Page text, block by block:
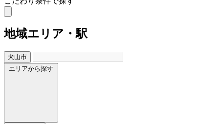
地域エリア・駅
犬山市
エリアから探す